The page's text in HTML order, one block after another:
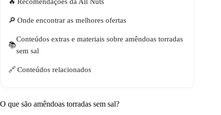
Onde encontrar as melhores ofertas
Conteúdos extras e materiais sobre amêndoas torradas
sem sal
Conteúdos relacionados
O que são amêndoas torradas sem sal?